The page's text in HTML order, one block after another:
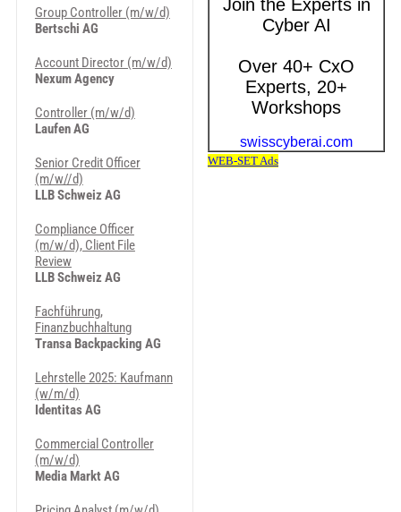
Group Controller (m/w/d)
Bertschi AG
Account Director (m/w/d)
Nexum Agency
Controller (m/w/d)
Laufen AG
Senior Credit Officer
(m/w//d)
LLB Schweiz AG
Compliance Officer
(m/w/d), Client File
Review
LLB Schweiz AG
Fachführung,
Finanzbuchhaltung
Transa Backpacking AG
Lehrstelle 2025: Kaufmann
(w/m/d)
Identitas AG
Commercial Controller
(m/w/d)
Media Markt AG